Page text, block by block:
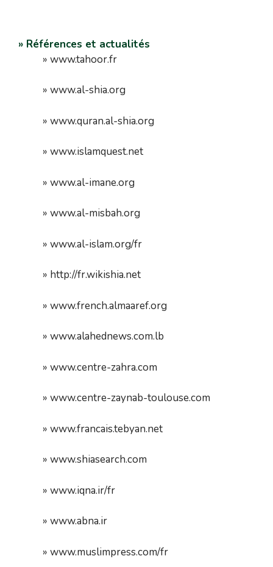
» Références et actualités
» www.tahoor.fr
» www.al-shia.org
» www.quran.al-shia.org
» www.islamquest.net
» www.al-imane.org
» www.al-misbah.org
» www.al-islam.org/fr
» http://fr.wikishia.net
» www.french.almaaref.org
» www.alahednews.com.lb
» www.centre-zahra.com
» www.centre-zaynab-toulouse.com
» www.francais.tebyan.net
» www.shiasearch.com
» www.iqna.ir/fr
» www.abna.ir
» www.muslimpress.com/fr